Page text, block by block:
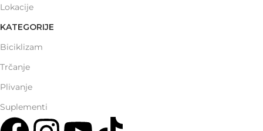
Lokacije
KATEGORIJE
Biciklizam
Trčanje
Plivanje
Suplementi